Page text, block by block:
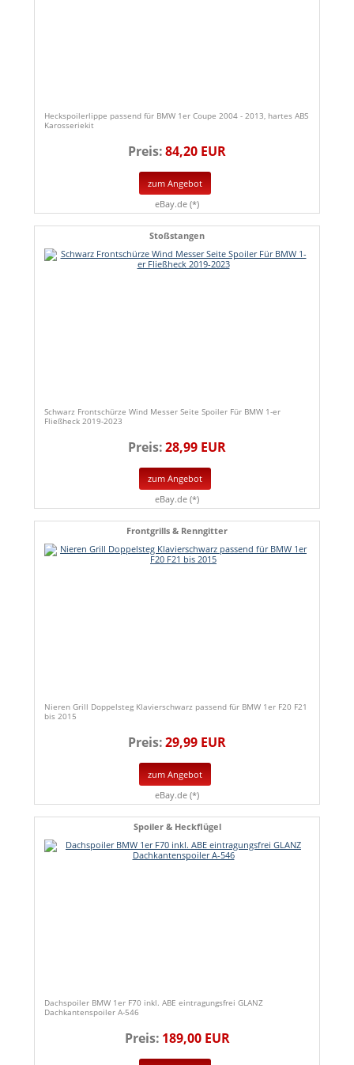
Heckspoilerlippe passend für BMW 1er Coupe 2004 - 2013, hartes ABS
Karosseriekit
Preis:84,20 EUR
zum Angebot
eBay.de (*)
Stoßstangen
Schwarz Frontschürze Wind Messer Seite Spoiler Für BMW 1-er
Fließheck 2019-2023
Preis:28,99 EUR
zum Angebot
eBay.de (*)
Frontgrills & Renngitter
Nieren Grill Doppelsteg Klavierschwarz passend für BMW 1er F20 F21
bis 2015
Preis:29,99 EUR
zum Angebot
eBay.de (*)
Spoiler & Heckflügel
Dachspoiler BMW 1er F70 inkl. ABE eintragungsfrei GLANZ
Dachkantenspoiler A-546
Preis: 189,00 EUR